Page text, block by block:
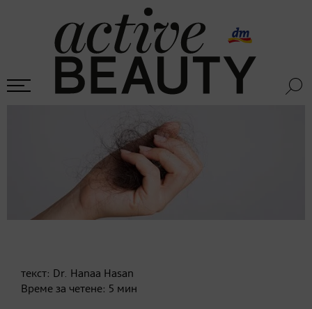
текст: Dr. Hanaa Hasan
Време за четене: 5 мин